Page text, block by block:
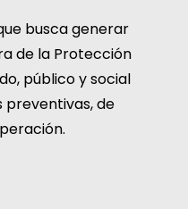
busca generar
de la Protección
público y social
preventivas, de